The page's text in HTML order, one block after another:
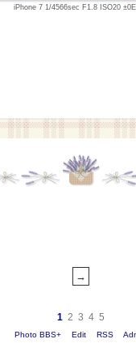
iPhone 7 1/4566sec F1.8 ISO20
1 2 3 4 5
Photo BBS+ Edit RSS